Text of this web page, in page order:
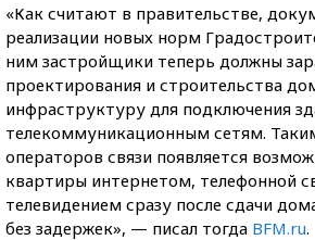
«Как считают в правительстве,
реализации новых норм
ним застройщики теперь должны
проектирования и строительства
инфраструктуру для подключения
телекоммуникационным сетям.
операторов связи появляется
квартиры интернетом, телефонной
телевидением сразу после сдачи
без задержек», — писал тогда BFM.ru.